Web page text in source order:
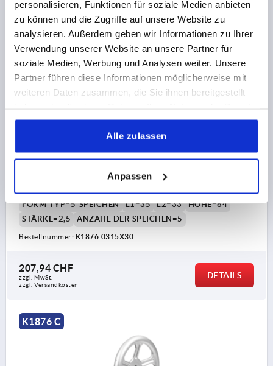
personalisieren, Funktionen für soziale Medien anbieten
zu können und die Zugriffe auf unsere Website zu
analysieren. Außerdem geben wir Informationen zu Ihrer
Verwendung unserer Website an unsere Partner für
soziale Medien, Werbung und Analysen weiter. Unsere
Partner führen diese Informationen möglicherweise mit
weiteren Daten zusammen, die Sie ihnen bereitgestellt
gesammelt haben.
Alle zulassen
Anpassen
K1876 C
FORM:C 5-SPEICHEN, EDELSTAHL A4 1.4404 MATT
GESTRAHLT
AUSSENDURCHMESSER=315
FORM-TYP=5-SPEICHEN
L1=35 L2=33
HÖHE=64
STÄRKE=2,5
ANZAHL DER SPEICHEN=5
Bestellnummer: K1876.0315X30
207,94 CHF
zzgl. MwSt.
zzgl. Versandkosten
DETAILS
K1876 C